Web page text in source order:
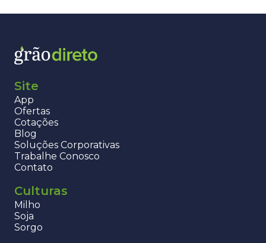
Site
App
Ofertas
Cotações
Blog
Soluções Corporativas
Trabalhe Conosco
Contato
Culturas
Milho
Soja
Sorgo